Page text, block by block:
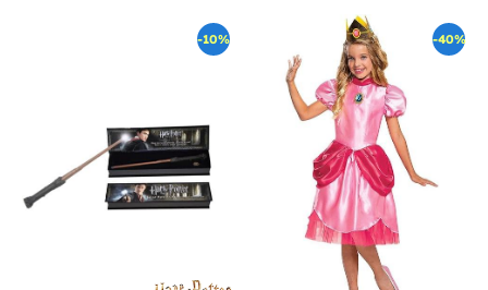
-10% -40%